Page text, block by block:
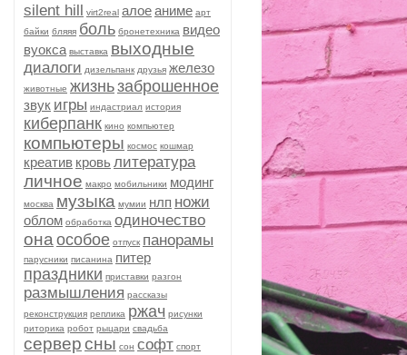
silent hill virt2real алоеаниме арт
байки бляяя боль бронетехника видео
вуокса выставка выходные
диалоги дизельпанк друзья железо
животные жизньзаброшенное
звук игры индастриал история
киберпанк кино компьютер
компьютеры космос кошмар
креатив кровьлитература
личное макро мобильники модинг
москва музыка мумии нлп ножи
облом обработка одиночество
она особое отпуск панорамы
парусники писанина питер
праздники приставки разгон
размышления рассказы
реконструкция реплика ржач рисунки
риторика робот рыцари свадьба
серверсны сон софт спорт